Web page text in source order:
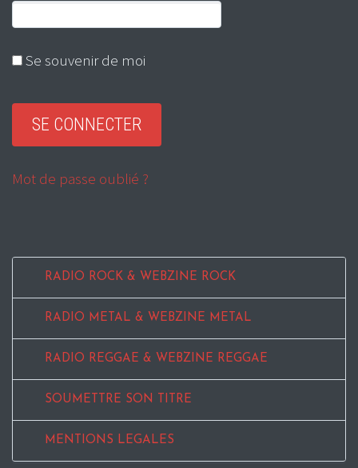
Se souvenir de moi
Mot de passe oublié ?
RADIO ROCK & WEBZINE ROCK
RADIO METAL & WEBZINE METAL
RADIO REGGAE & WEBZINE REGGAE
SOUMETTRE SON TITRE
MENTIONS LEGALES